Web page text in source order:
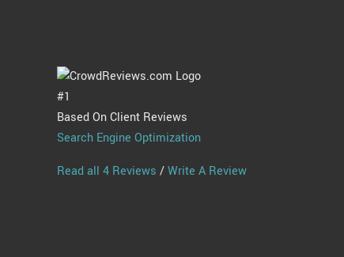
#1
Based On Client Reviews
Search Engine Optimization
Read all 4 Reviews /Write A Review